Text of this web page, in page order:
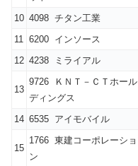
10 4098 チタン工業
11
6200 インソース
12 4238 ミライアル
13
9726 ＫＮＴ－ＣＴホール
ディングス
14 6535 アイモバイル
15
1766 東建コーポレーショ
ン